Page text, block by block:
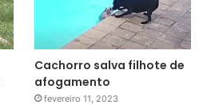
Cachorro salva filhote de
afogamento
fevereiro 11, 2023